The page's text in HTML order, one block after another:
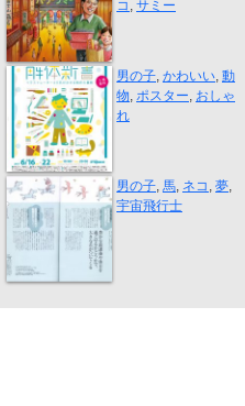
コ , サミー
イラストレー...
男の子, かわいい, 動
物, ポスター, おしゃ
れ
習い事からぼ...
男の子, 馬, ネコ , 夢,
宇宙飛行士